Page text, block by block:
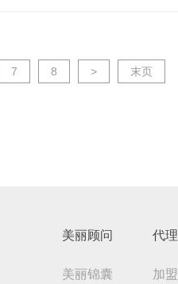
7 8 > 末页
代
加
美丽顾问
美丽锦囊